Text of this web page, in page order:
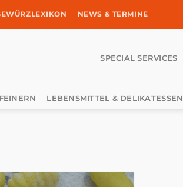
NEWS & TERMINE
SPECIAL SERVICES
LEBENSMITTEL & DELIKATESSEN